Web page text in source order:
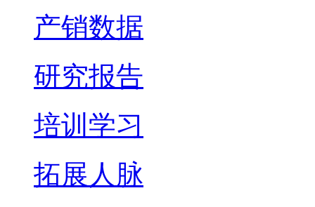
产销数据
研究报告
培训学习
拓展人脉